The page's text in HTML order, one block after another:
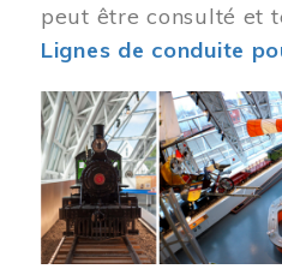
peut être consulté et
Lignes de conduite
Image